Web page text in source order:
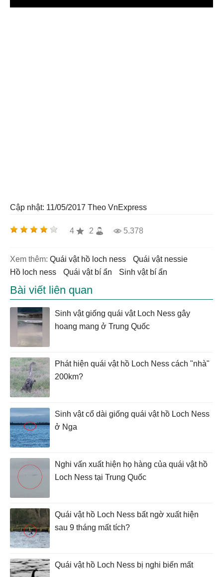
Cập nhật: 11/05/2017 Theo VnExpress
4 2 5.378
Xem thêm: quái vật hồ loch ness
quái vật nessie
hồ loch ness
quái vật bí ẩn sinh vật bí ẩn
Bài viết liên quan
Sinh vật giống quái vật Loch Ness gây
hoang mang ở Trung Quốc
Phát hiện quái vật hồ Loch Ness cách "nhà"
200km?
Sinh vật cổ dài giống quái vật hồ Loch Ness
ở Nga
Nghi vấn xuất hiện họ hàng của quái vật hồ
Loch Ness tại Trung Quốc
Quái vật hồ Loch Ness bất ngờ xuất hiện
sau 9 tháng mất tích?
Quái vật hồ Loch Ness bị nghi biến mất